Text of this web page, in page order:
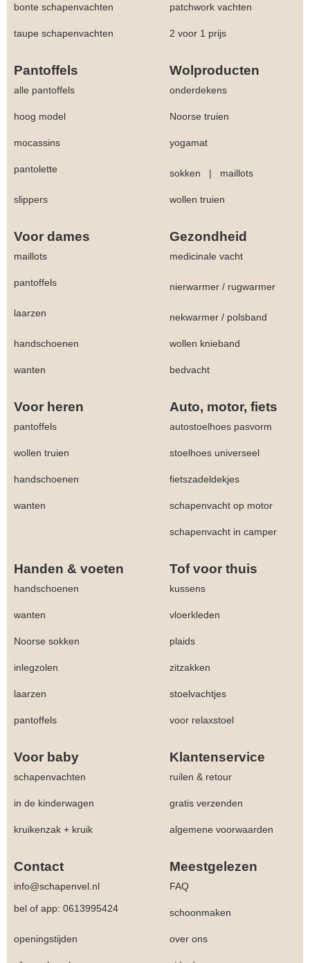
bonte schapenvachten patchwork vachten
taupe schapenvachten 2 voor 1 prijs
Pantoffels Wolproducten
alle pantoffels onderdekens
hoog model Noorse truien
mocassins yogamat
pantolette sokken | maillots
slippers wollen truien
Voor dames Gezondheid
maillots medicinale vacht
pantoffels nierwarmer / rugwarmer
laarzen nekwarmer / polsband
handschoenen wollen knieband
wanten bedvacht
Voor heren Auto, motor, fiets
pantoffels autostoelhoes pasvorm
wollen truien stoelhoes universeel
handschoenen fietszadeldekjes
wanten schapenvacht op motor
schapenvacht in camper
Handen & voeten Tof voor thuis
handschoenen kussens
wanten vloerkleden
Noorse sokken plaids
inlegzolen zitzakken
laarzen stoelvachtjes
pantoffels voor relaxstoel
Voor baby Klantenservice
schapenvachten ruilen & retour
in de kinderwagen gratis verzenden
kruikenzak + kruik algemene voorwaarden
Contact Meestgelezen
info@schapenvel.nl
FAQ
bel of app: 0613995424
schoonmaken
openingstijden over ons